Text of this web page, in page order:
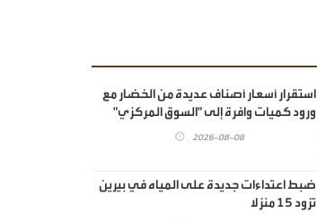
استقرار أسعار أصناف عديدة من الخضار مع
ورود كميات وافرة إلى "السوق المركزي"
2026-08-08
ضبط اعتداءات جديدة على المياه في بيرين
تزود 15 منزلا